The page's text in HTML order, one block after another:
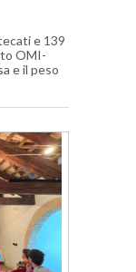
e 139
OMI-
e il peso